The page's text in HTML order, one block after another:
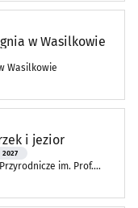
w Wasilkowie
Wasilkowie
i jezior
2027
im. Prof.